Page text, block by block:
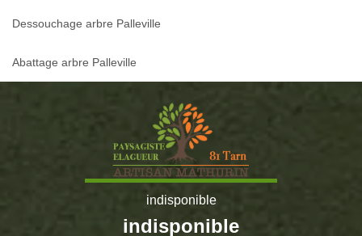
Dessouchage arbre Palleville
Abattage arbre Palleville
indisponible
indisponible